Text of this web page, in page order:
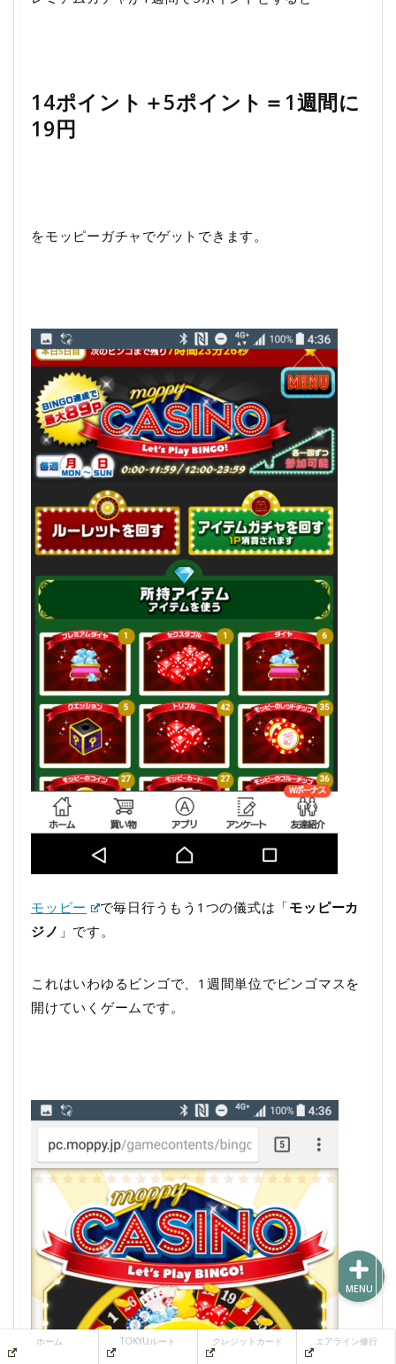
14ポイント＋5ポイント＝1週間に
19円
をモッピーガチャでゲットできます。
モッピー で毎日行うもう1つの儀式は「モッピーカ
ジノ 」です。
これはいわゆるビンゴで、1週間単位でビンゴマスを
開けていくゲームです。
ホーム TOKYUルート クレジットカード エアライン修行
MENU
クレジットカード
エアライン修行